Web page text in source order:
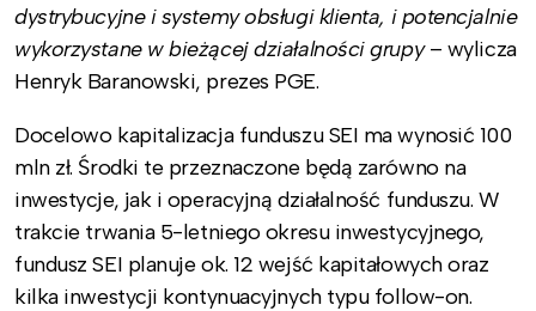
dystrybucyjne i systemy obsługi klienta, i potencjalnie
wykorzystane w bieżącej działalności grupy– wylicza
Henryk Baranowski, prezes PGE.
Docelowo kapitalizacja funduszu SEI ma wynosić 100
mln zł. Środki te przeznaczone będą zarówno na
inwestycje, jak i operacyjną działalność funduszu. W
trakcie trwania 5-letniego okresu inwestycyjnego,
fundusz SEI planuje ok. 12 wejść kapitałowych oraz
kilka inwestycji kontynuacyjnych typu follow-on.